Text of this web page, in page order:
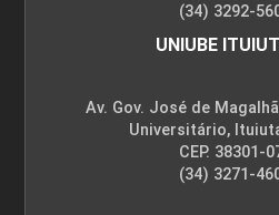
(34) 3292-
UNIUBE
Av. Gov. José de
Universitário,
CEP. 38301-
(34) 3271-